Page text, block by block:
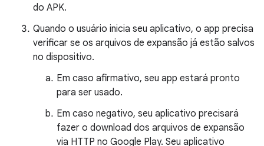
do APK.
Quando o usuário inicia seu aplicativo, o app precisa
verificar se os arquivos de expansão já estão salvos
no dispositivo.
Em caso afirmativo, seu app estará pronto
para ser usado.
Em caso negativo, seu aplicativo precisará
fazer o download dos arquivos de expansão
via HTTP no Google Play. Seu aplicativo